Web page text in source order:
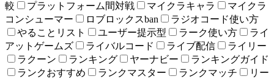
較
プラットフォーム間対戦 マイクラキャラ
マイクラ
コンシューマー
ロブロックスban
ラジオコード使い方
やることリスト
ユーザー提示型 ラーク使い方
ライ
アットゲームズ
ライバルコード ライブ配信
ライリー
ラクーン
ランキング ヤーナビー
ランキングガイド
ランクおすすめ
ランクマスター ランクマッチ
リー